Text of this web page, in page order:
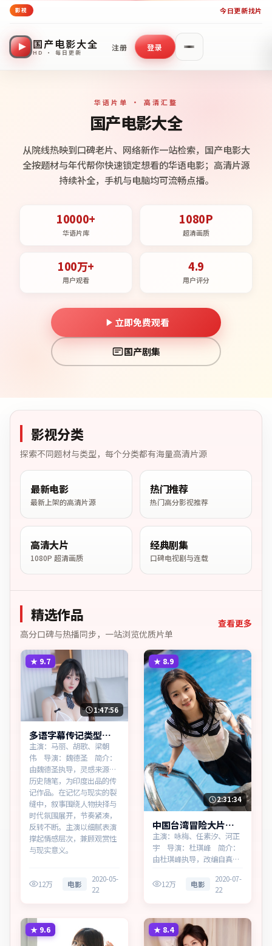
影视 今日更新找片
国产电影大全
HD · 每日更新
注册 登录
华语片单 · 高清汇整
国产电影大全
从院线热映到口碑老片、网络新作一站检索，国产电影大
全按题材与年代帮你快速锁定想看的华语电影；高清片源
持续补全，手机与电脑均可流畅点播。
10000+
华语片库
1080P
超清画质
100万+
用户观看
4.9
用户评分
立即免费观看
国产剧集
影视分类
探索不同题材与类型，每个分类都有海量高清片源
最新电影
最新上架的高清片源
热门推荐
热门高分影视推荐
高清大片
1080P 超清画质
经典剧集
口碑电视剧与连载
精选作品
高分口碑与热播同步，一站浏览优质片单
查看更多
★ 9.7
1:47:56
多语字幕传记类型银
翼边界同步追剧
主演：马丽、胡歌、梁朝
伟 导演：魏德圣 简介：
由魏德圣执导，灵感来源于
历史随笔，为印度出品的传
记作品。在记忆与现实的裂
缝中，叙事围绕人物抉择与
时代氛围展开，节奏紧凑，
反转不断。主演以细腻表演
撑起情感层次，兼顾观赏性
与现实意义。
12万 电影
2020-05-
22
★ 8.9
2:31:34
中国台湾冒险大片霓
虹追缉蓝光资源看
主演：咏梅、任素汐、河正
宇 导演：杜琪峰 简介：
由杜琪峰执导，改编自真实
险作品。在高度疏离的都市
丛林里，叙事围绕人物抉择
物的尊严突围。主演以细腻
表演撑起情感层次，兼顾观
赏性与现实意义。
12万 电影
2020-07-
22
★ 9.6 ★ 8.4